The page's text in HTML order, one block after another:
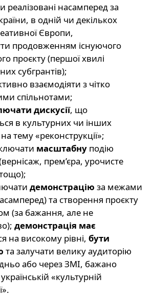
реалізовані насамперед за
в одній чи декількох
Європи,
продовженням існуючого
проєкту (першої хвилі
субгрантів);
взаємодіяти з чітко
спільнотами;
дискусії, що
в культурних чи інших
тему «реконструкції»;
масштабну подію
прем’єра, урочисте
демонстрацію за межами
та створення проєкту
(за бажання, але не
демонстрація має
на високому рівні,бути
та залучати велику аудиторію
або через ЗМІ, бажано
«культурній